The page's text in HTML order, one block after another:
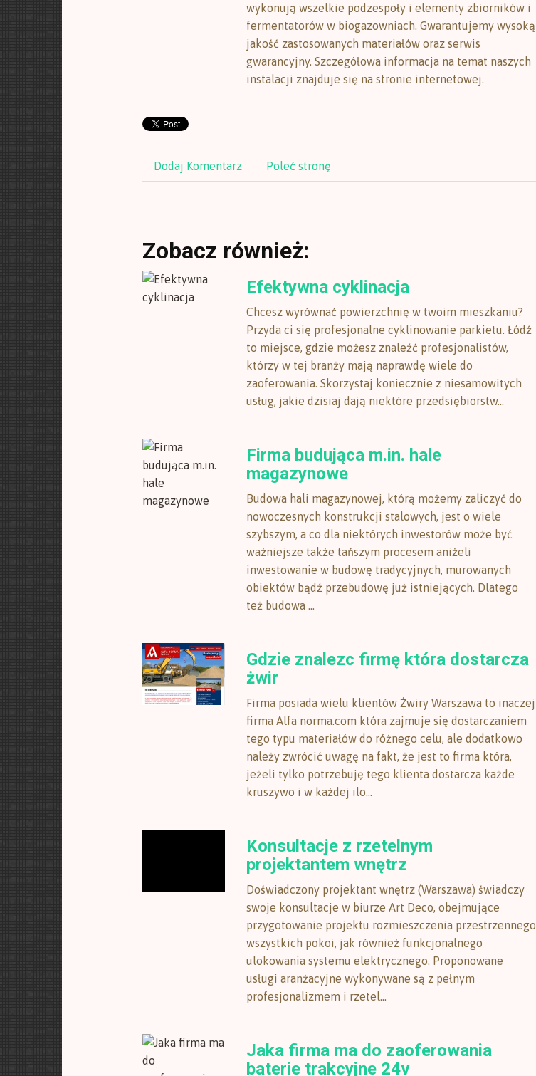
wykonują wszelkie podzespoły i elementy zbiorników i
fermentatorów w biogazowniach. Gwarantujemy wysoką
jakość zastosowanych materiałów oraz serwis
gwarancyjny. Szczegółowa informacja na temat naszych
instalacji znajduje się na stronie internetowej.
Dodaj Komentarz Poleć stronę
Zobacz również:
Efektywna cyklinacja
Chcesz wyrównać powierzchnię w twoim mieszkaniu?
Przyda ci się profesjonalne cyklinowanie parkietu. Łódź
to miejsce, gdzie możesz znaleźć profesjonalistów,
którzy w tej branży mają naprawdę wiele do
zaoferowania. Skorzystaj koniecznie z niesamowitych
usług, jakie dzisiaj dają niektóre przedsiębiorstw...
Firma budująca m.in. hale
magazynowe
Budowa hali magazynowej, którą możemy zaliczyć do
nowoczesnych konstrukcji stalowych, jest o wiele
szybszym, a co dla niektórych inwestorów może być
ważniejsze także tańszym procesem aniżeli
inwestowanie w budowę tradycyjnych, murowanych
obiektów bądź przebudowę już istniejących. Dlatego
też budowa ...
Gdzie znalezc firmę która dostarcza
żwir
Firma posiada wielu klientów Żwiry Warszawa to inaczej
firma Alfa norma.com która zajmuje się dostarczaniem
tego typu materiałów do różnego celu, ale dodatkowo
należy zwrócić uwagę na fakt, że jest to firma która,
jeżeli tylko potrzebuję tego klienta dostarcza każde
kruszywo i w każdej ilo...
Konsultacje z rzetelnym
projektantem wnętrz
Doświadczony projektant wnętrz (Warszawa) świadczy
swoje konsultacje w biurze Art Deco, obejmujące
przygotowanie projektu rozmieszczenia przestrzennego
wszystkich pokoi, jak również funkcjonalnego
ulokowania systemu elektrycznego. Proponowane
usługi aranżacyjne wykonywane są z pełnym
profesjonalizmem i rzetel...
Jaka firma ma do zaoferowania
baterie trakcyjne 24v